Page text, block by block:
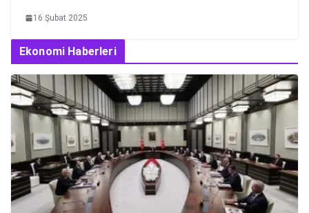
16 Şubat 2025
Ekonomi Haberleri